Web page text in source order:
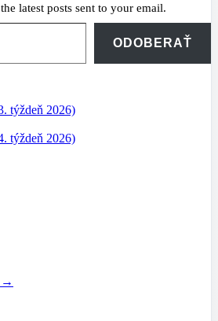
latest posts sent to your email.
ODOBERAŤ
týždeň 2026)
týždeň 2026)
→